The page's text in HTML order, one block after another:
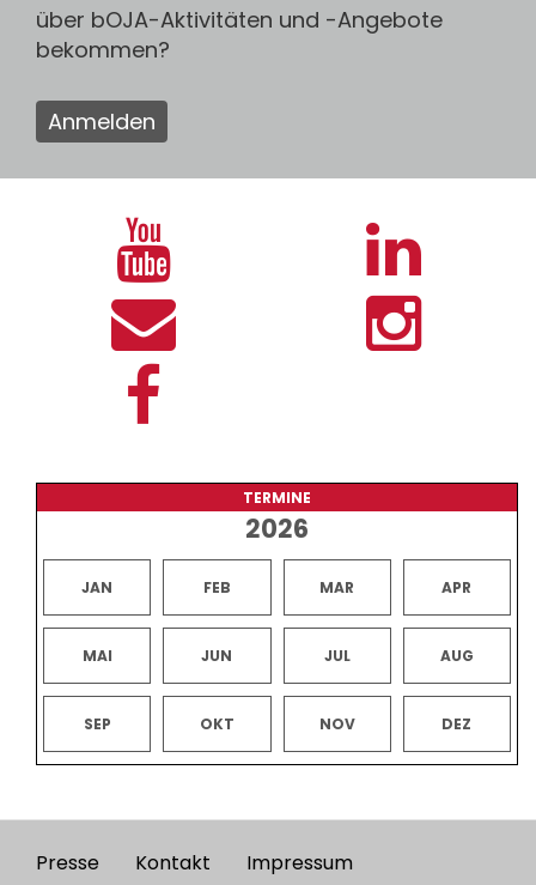
über bOJA-Aktivitäten und -Angebote
bekommen?
Anmelden
TERMINE
2026
JAN FEB MAR APR
MAI JUN JUL AUG
SEP OKT NOV DEZ
Presse Kontakt Impressum